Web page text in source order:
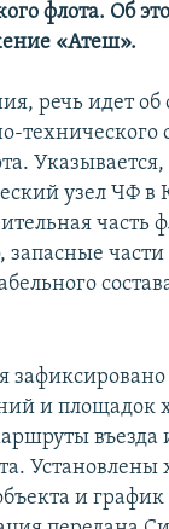
флота. Об
«Атеш».
речь идет об
технического
Указывается,
узел ЧФ в
часть
запасные
и площадок
въезда
Установлены
и